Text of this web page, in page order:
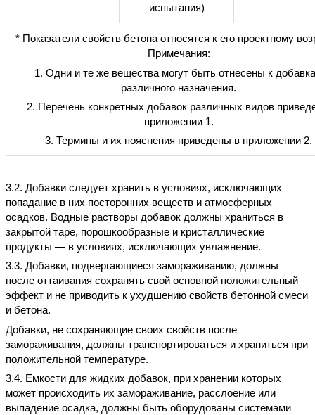
испытания)
* Показатели свойств бетона относятся к его проектному
Примечания:
1. Одни и те же вещества могут быть отнесены к
различного назначения.
2. Перечень конкретных добавок различных видов
приложении 1.
3. Термины и их пояснения приведены в приложении 2.
3.2. Добавки следует хранить в условиях, исключающих
попадание в них посторонних веществ и атмосферных
осадков. Водные растворы добавок должны храниться в
закрытой таре, порошкообразные и кристаллические
продукты — в условиях, исключающих увлажнение.
3.3. Добавки, подвергающиеся замораживанию, должны
после оттаивания сохранять свой основной положительный
эффект и не приводить к ухудшению свойств бетонной смеси
и бетона.
Добавки, не сохраняющие своих свойств после
замораживания, должны транспортироваться и храниться при
положительной температуре.
3.4. Емкости для жидких добавок, при хранении которых
может происходить их замораживание, расслоение или
выпадение осадка, должны быть оборудованы системами